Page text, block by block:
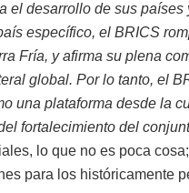
el desarrollo de sus
específico, el BRICS
Fría, y afirma su plena
global. Por lo tanto, el
una plataforma desde la
fortalecimiento del
lo que no es poca
para los históricamente